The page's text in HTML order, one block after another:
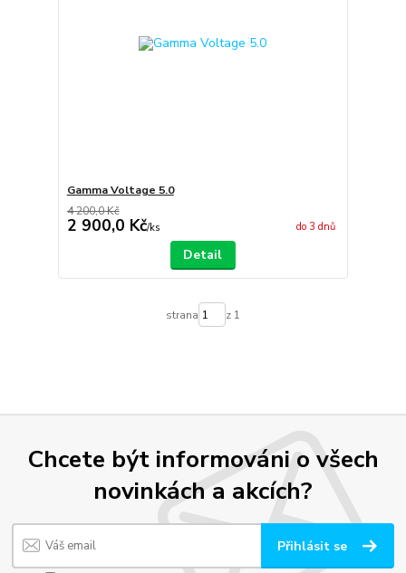
Gamma Voltage 5.0
4 200,0 Kč
2 900,0 Kč/ks do 3 dnů
Detail
strana z 1
Chcete být informováni o všech
novinkách a akcích?
Přihlásit se